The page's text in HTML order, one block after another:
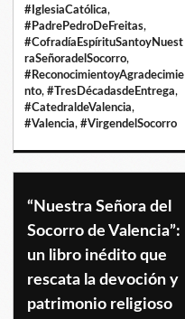
#IglesiaCatólica,
#PadrePedroDeFreitas,
#CofradíaEspírituSantoyNuest
raSeñoradelSocorro,
#ReconocimientoyAgradecimie
nto, #TresDécadasdeEntrega,
#CatedraldeValencia,
#Valencia, #VirgendelSocorro
“Nuestra Señora del
Socorro de Valencia”:
un libro inédito que
rescata la devoción y
patrimonio religioso